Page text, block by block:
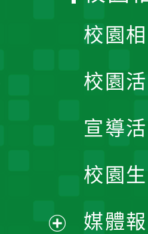
校園
校園
宣導
校園
媒體